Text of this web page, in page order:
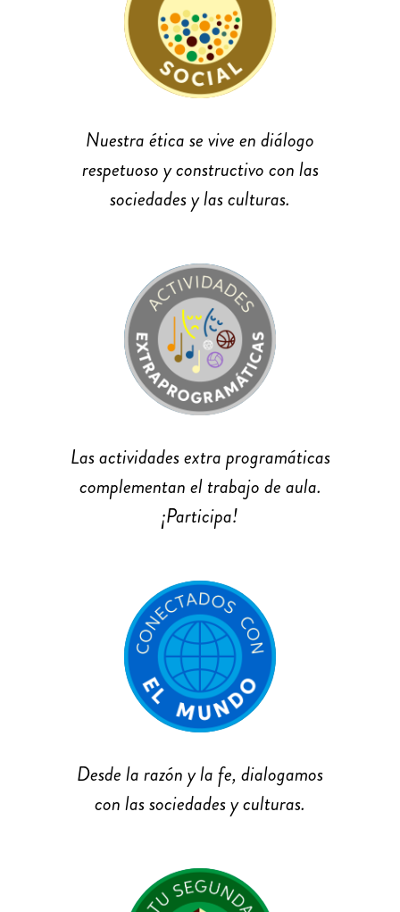
Nuestra ética se vive en diálogo
respetuoso y constructivo con las
sociedades y las culturas.
Las actividades extra programáticas
complementan el trabajo de aula.
¡Participa!
Desde la razón y la fe, dialogamos
con las sociedades y culturas.